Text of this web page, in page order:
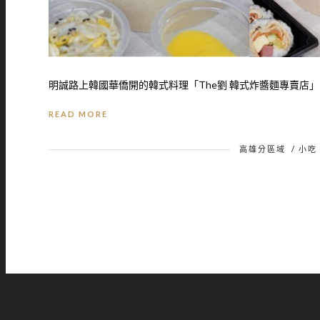
明誠路上韓國華僑開的韓式料理「The劉 韓式炸醬麵專賣店
READ MORE
高雄分區域 /小吃